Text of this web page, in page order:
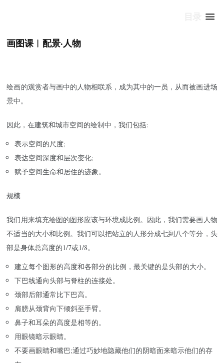
画图课︱配景·人物
绘画的观赏者与画中的人物相联系，成为其中的一员，从而被画进场
景中。
因此，在建筑和城市空间的绘制中，我们包括:
表示空间的尺度;
表达空间深度和层次变化;
赋予空间生命和居住的迹象。
规模
我们用来填充绘图的图形应该与环境成比例。因此，我们需要画人物
不适当的大小和比例。我们可以把站立的人形分成七到八个等分，头
部是身体总高度的1/7或1/8。
建立每个图形的高度和各部分的比例，最关键的是头部的大小。
下巴线通向头部与脊柱的连接处。
颈部后部通常比下巴高。
肩膀从颈背向下倾斜至手臂。
鼻子和耳朵的高度是相等的。
用眼镜暗示眼睛。
不要画眼睛和嘴巴;通过巧妙地隐藏他们的阴暗面来暗示他们的存